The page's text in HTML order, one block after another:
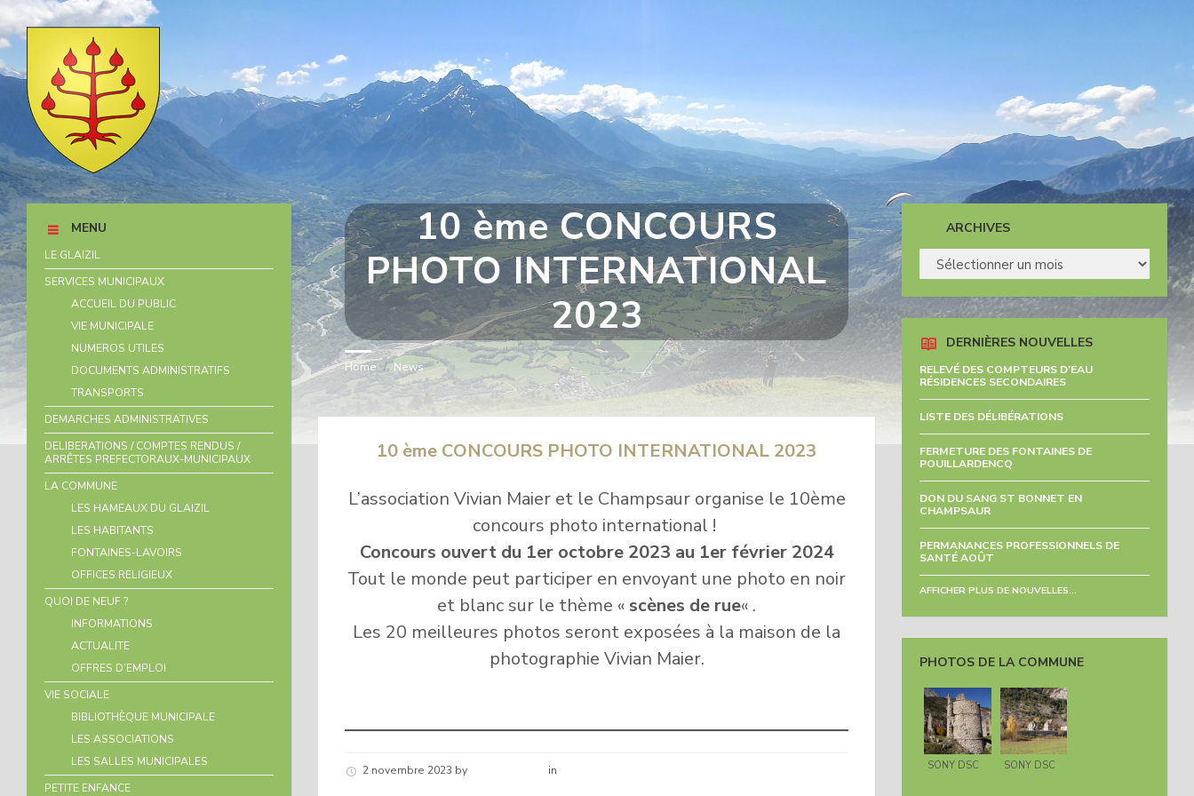
to
content
to
left
sidebar
to
right
sidebar
to
footer
10 ème CONCOURS
PHOTO INTERNATIONAL
2023
Home / News
10 ème CONCOURS PHOTO INTERNATIONAL 2023
L’association Vivian Maier et le Champsaur organise le 10ème
concours photo international !
Concours ouvert du 1er octobre 2023 au 1er février 2024
Tout le monde peut participer en envoyant une photo en noir
et blanc sur le thème « scènes de rue« .
Les 20 meilleures photos seront exposées à la maison de la
photographie Vivian Maier.
2 novembre 2023 by in
MENU
LE GLAIZIL
SERVICES MUNICIPAUX
ACCUEIL DU PUBLIC
VIE MUNICIPALE
NUMEROS UTILES
DOCUMENTS ADMINISTRATIFS
TRANSPORTS
DEMARCHES ADMINISTRATIVES
DELIBERATIONS / COMPTES RENDUS /
ARRÊTES PREFECTORAUX-MUNICIPAUX
LA COMMUNE
LES HAMEAUX DU GLAIZIL
LES HABITANTS
FONTAINES-LAVOIRS
OFFICES RELIGIEUX
QUOI DE NEUF ?
INFORMATIONS
ACTUALITE
OFFRES D’EMPLOI
VIE SOCIALE
BIBLIOTHÈQUE MUNICIPALE
LES ASSOCIATIONS
LES SALLES MUNICIPALES
PETITE ENFANCE
ARCHIVES
ARCHIVES
DERNIÈRES NOUVELLES
RELEVÉ DES COMPTEURS D’EAU
RÉSIDENCES SECONDAIRES
LISTE DES DÉLIBÉRATIONS
FERMETURE DES FONTAINES DE
POUILLARDENCQ
DON DU SANG ST BONNET EN
CHAMPSAUR
PERMANANCES PROFESSIONNELS DE
SANTÉ AOÛT
AFFICHER PLUS DE NOUVELLES...
PHOTOS DE LA COMMUNE
SONY DSC SONY DSC